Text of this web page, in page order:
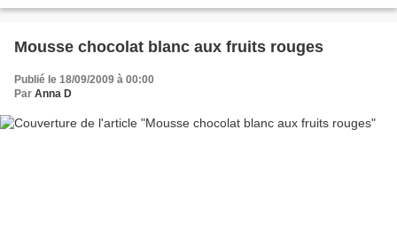
Mousse chocolat blanc aux fruits rouges
Publié le 18/09/2009 à 00:00
Par Anna D